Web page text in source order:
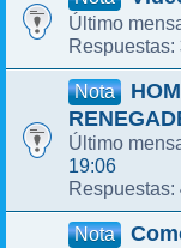
Último
Respuestas:
Nota
Último
19:06
Respuestas:
Nota